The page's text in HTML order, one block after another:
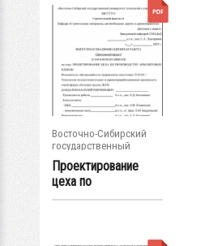
Восточно-Сибирский
государственный
университет...
Проектирование
цеха по
производству